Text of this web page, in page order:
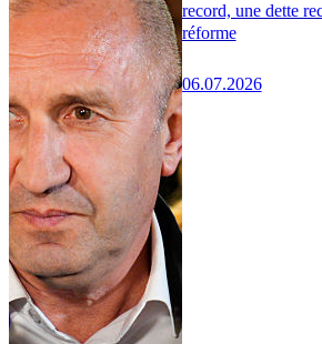
record, une dette
réforme
06.07.2026